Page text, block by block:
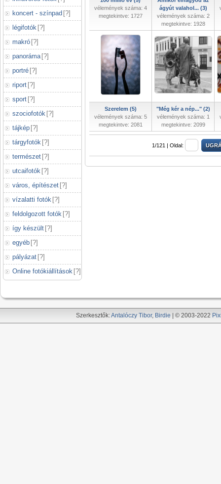
koncert - színpad [?]
légifotók [?]
makró [?]
panoráma [?]
portré [?]
riport [?]
sport [?]
szociofotók [?]
tájkép [?]
tárgyfotók [?]
természet [?]
utcaifotók [?]
város, építészet [?]
vízalatti fotók [?]
feldolgozott fotók [?]
így készült [?]
egyéb [?]
pályázat [?]
Online fotókiállítások [?]
vélemények száma: 4
megtekintve: 1727
ágyút valahol... (3)
vélemények száma: 2
megtekintve: 1928
Szerelem (5)
vélemények száma: 5
megtekintve: 2081
"Még kér a nép..." (2)
vélemények száma: 1
megtekintve: 2099
1/121 | Oldal:
Szerkesztők:Antalóczy Tibor, Birdie | © 2003-2022